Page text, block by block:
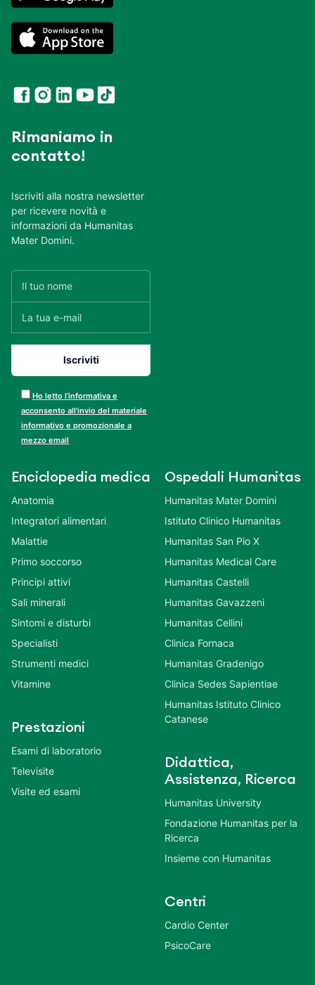
Rimaniamo in
contatto!
Iscriviti alla nostra newsletter
per ricevere novità e
informazioni da Humanitas
Mater Domini.
Ho letto l’informativa e
acconsento all’invio del materiale
informativo e promozionale a
mezzo email
Enciclopedia medica
Anatomia
Integratori alimentari
Malattie
Primo soccorso
Principi attivi
Sali minerali
Sintomi e disturbi
Specialisti
Strumenti medici
Vitamine
Prestazioni
Esami di laboratorio
Televisite
Visite ed esami
Ospedali Humanitas
Humanitas Mater Domini
Istituto Clinico Humanitas
Humanitas San Pio X
Humanitas Medical Care
Humanitas Castelli
Humanitas Gavazzeni
Humanitas Cellini
Clinica Fornaca
Humanitas Gradenigo
Clinica Sedes Sapientiae
Humanitas Istituto Clinico
Catanese
Didattica,
Assistenza, Ricerca
Humanitas University
Fondazione Humanitas per la
Ricerca
Insieme con Humanitas
Centri
Cardio Center
PsicoCare